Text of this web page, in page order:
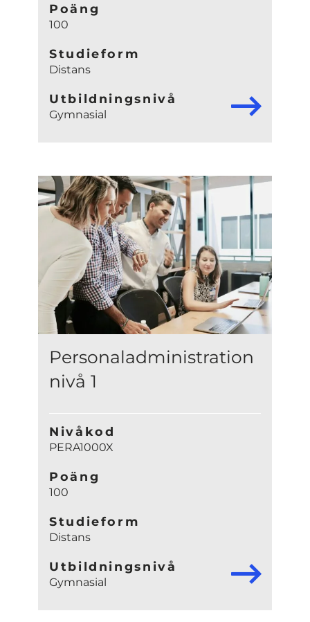
Poäng
100
Studieform
Distans
Utbildningsnivå
Gymnasial
Personaladministration
nivå 1
Nivåkod
PERA1000X
Poäng
100
Studieform
Distans
Utbildningsnivå
Gymnasial